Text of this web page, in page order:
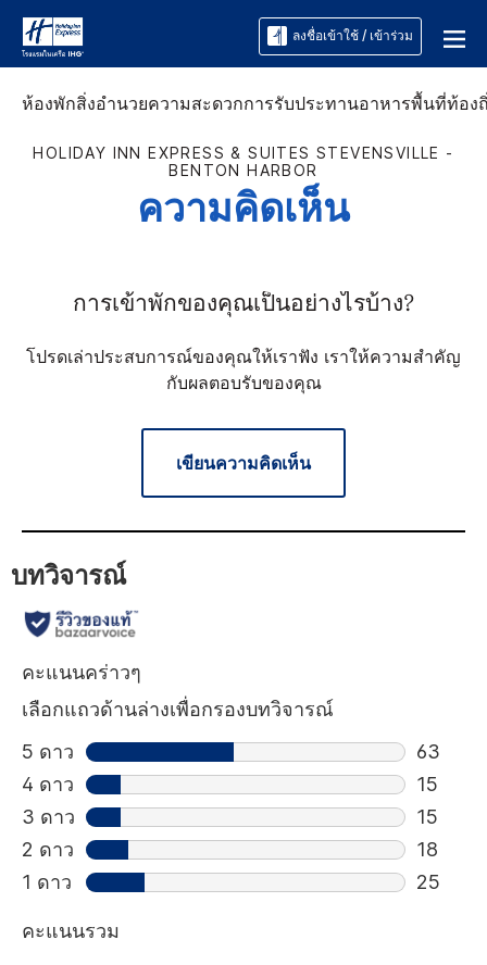
ลงชื่อเข้าใช้ / เข้าร่วม
ห้องพักสิ่งอำนวยความสะดวกการรับประทานอาหารพื้นที่ท้อง
HOLIDAY INN EXPRESS & SUITES STEVENSVILLE -
BENTON HARBOR
ความคิดเห็น
การเข้าพักของคุณเป็นอย่างไรบ้าง?
โปรดเล่าประสบการณ์ของคุณให้เราฟัง เราให้ความสำคัญ
กับผลตอบรับของคุณ
เขียนความคิดเห็น